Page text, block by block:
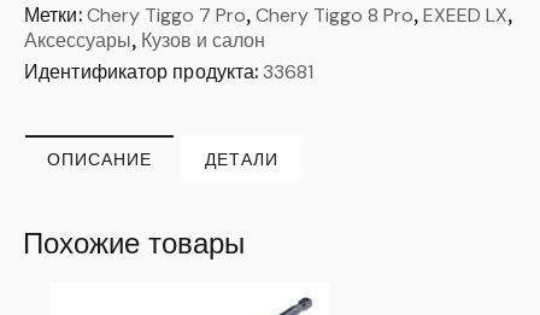
Метки: Chery Tiggo 7 Pro, Chery Tiggo 8 Pro,EXEED LX,
Аксессуары, Кузов и салон
Идентификатор продукта:33681
ОПИСАНИЕ ДЕТАЛИ
Похожие товары